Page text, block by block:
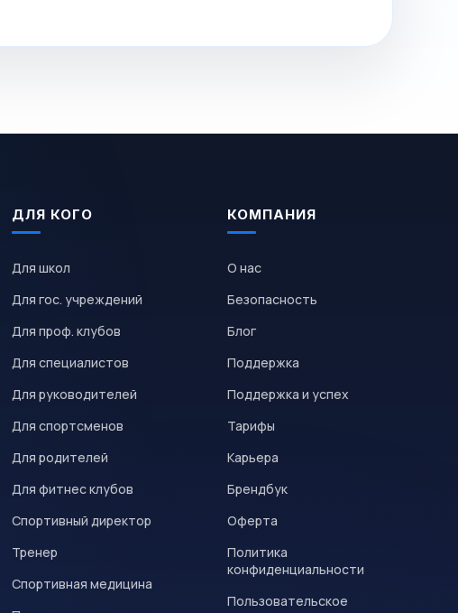
ДЛЯ КОГО
Для школ
Для гос. учреждений
Для проф. клубов
Для специалистов
Для руководителей
Для спортсменов
Для родителей
Для фитнес клубов
Спортивный директор
Тренер
Спортивная медицина
КОМПАНИЯ
О нас
Безопасность
Блог
Поддержка
Поддержка и успех
Тарифы
Карьера
Брендбук
Оферта
Политика
конфиденциальности
Пользовательское